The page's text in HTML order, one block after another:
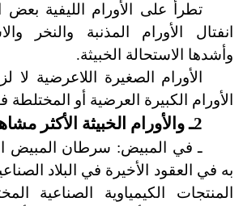
تطرأ على الأورام الليفية
انفتال الأورام المذنبة والنخر
وأشدها الاستحالة الخبيثة.
الأورام الصغيرة اللاعرضية لا
الأورام الكبيرة العرضية أو المختلطة
2ـ والأورام الخبيثة الأكثر مشاهدة:
ـ في المبيض: سرطان المبيض
به في العقود الأخيرة في البلاد
المنتجات الكيمياوية الصناعية